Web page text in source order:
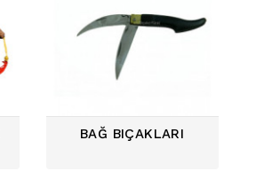
BAĞ BIÇAKLARI